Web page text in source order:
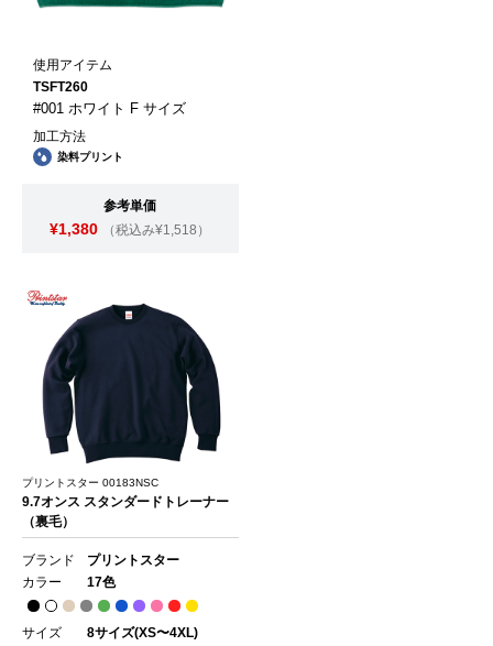
使用アイテム
TSFT260
#001 ホワイト F サイズ
加工方法
染料プリント
参考単価
¥1,380 （税込み¥1,518）
プリントスター 00183NSC
9.7オンス スタンダードトレーナー
（裏毛）
ブランド
プリントスター
カラー
17色
サイズ
8サイズ(XS〜4XL)